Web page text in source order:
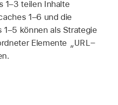
1–3 teilen Inhalte
1–6 und die
können als Strategie
Elemente „URL-